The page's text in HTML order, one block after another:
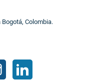
Colombia.
Instagram